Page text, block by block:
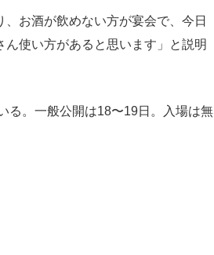
お酒が飲めない方が宴会で、今日
使い方があると思います」と説明
る。一般公開は18〜19日。入場は無